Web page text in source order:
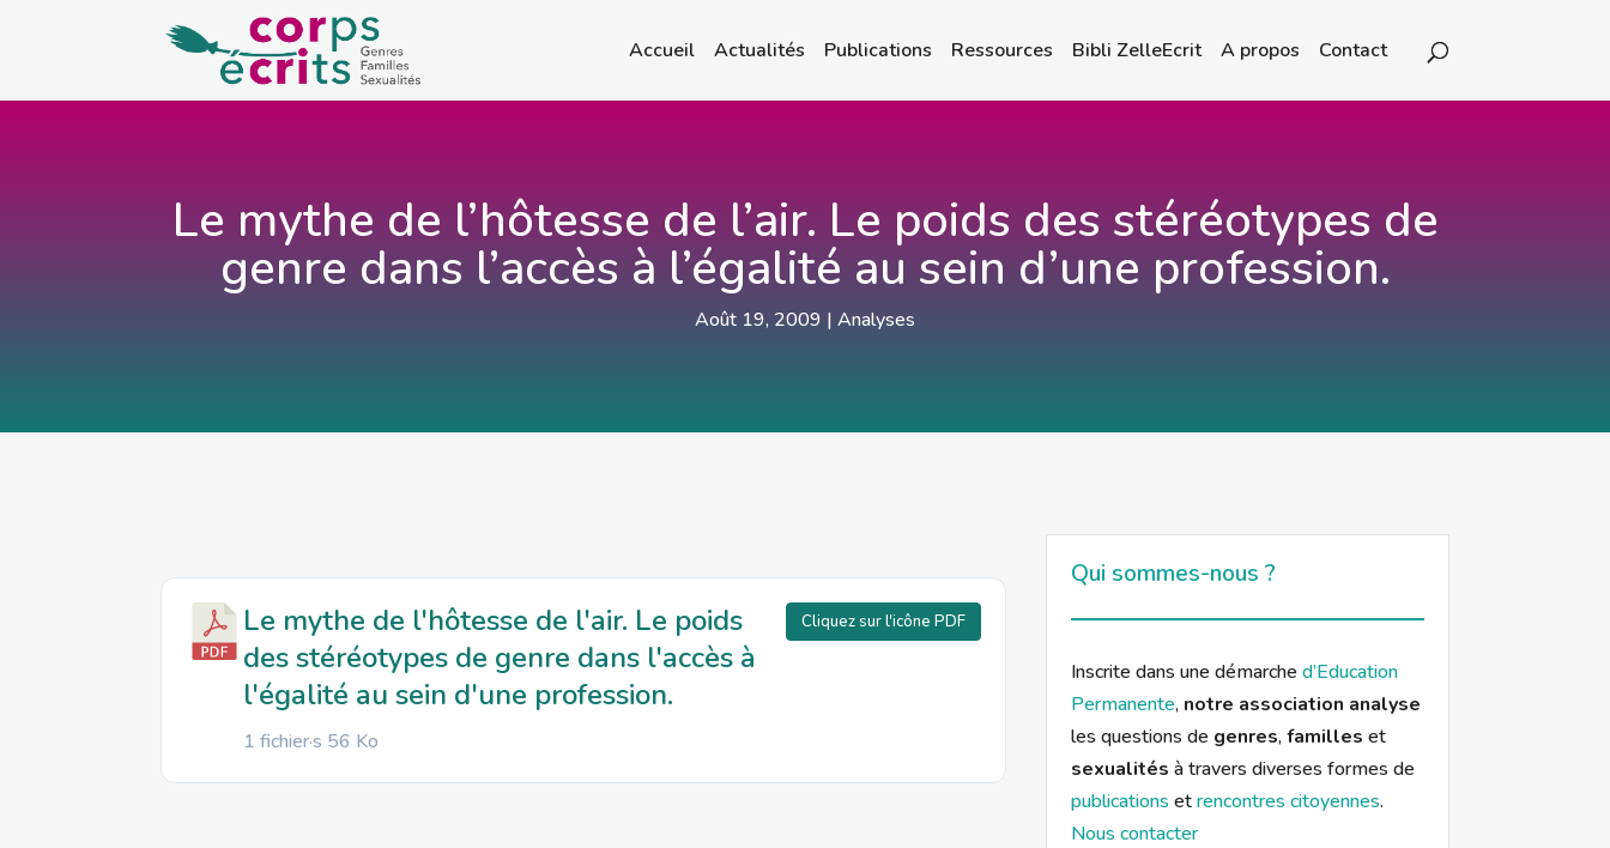
Accueil Actualités Publications Ressources Bibli ZelleEcrit A propos Contact
Le mythe de l’hôtesse de l’air. Le poids des stéréotypes de
genre dans l’accès à l’égalité au sein d’une profession.
Août 19, 2009 | Analyses
Le mythe de l'hôtesse de l'air. Le poids
des stéréotypes de genre dans l'accès à
l'égalité au sein d'une profession.
1 fichier·s 56 Ko
Cliquez sur l'icône PDF
Qui sommes-nous ?
Inscrite dans une démarche d’Education
Permanente, notre association analyse
les questions de genres,familles et
sexualités à travers diverses formes de
publications etrencontres citoyennes.
Nous contacter